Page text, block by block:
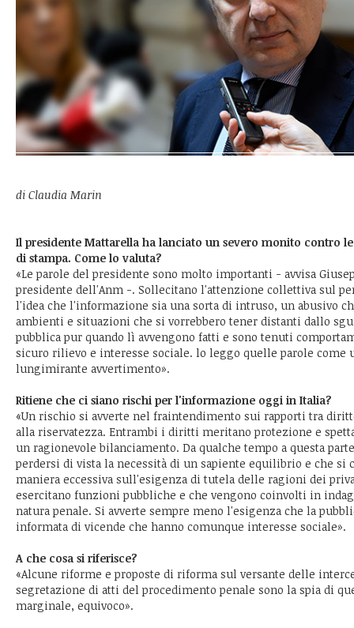
di Claudia Marin
Il presidente Mattarella ha lanciato un severo monito contro
di stampa. Come lo valuta?
«Le parole del presidente sono molto importanti - avvisa
presidente dell'Anm -. Sollecitano l'attenzione collettiva sul
l'idea che l'informazione sia una sorta di intruso, un abusivo
ambienti e situazioni che si vorrebbero tener distanti dallo
pubblica pur quando lì avvengono fatti e sono tenuti
sicuro rilievo e interesse sociale. lo leggo quelle parole come
lungimirante avvertimento».
Ritiene che ci siano rischi per l'informazione oggi in Italia?
«Un rischio si avverte nel fraintendimento sui rapporti tra
alla riservatezza. Entrambi i diritti meritano protezione e
un ragionevole bilanciamento. Da qualche tempo a questa
perdersi di vista la necessità di un sapiente equilibrio e che si
maniera eccessiva sull'esigenza di tutela delle ragioni dei
esercitano funzioni pubbliche e che vengono coinvolti in
natura penale. Si avverte sempre meno l'esigenza che la
informata di vicende che hanno comunque interesse sociale».
A che cosa si riferisce?
«Alcune riforme e proposte di riforma sul versante delle
segretazione di atti del procedimento penale sono la spia di
marginale, equivoco».